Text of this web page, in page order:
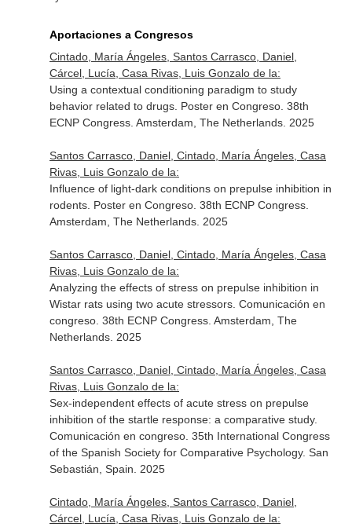
Aportaciones a Congresos
Cintado, María Ángeles, Santos Carrasco, Daniel,
Cárcel, Lucía, Casa Rivas, Luis Gonzalo de la:
Using a contextual conditioning paradigm to study
behavior related to drugs. Poster en Congreso. 38th
ECNP Congress. Amsterdam, The Netherlands. 2025
Santos Carrasco, Daniel, Cintado, María Ángeles, Casa
Rivas, Luis Gonzalo de la:
Influence of light-dark conditions on prepulse inhibition in
rodents. Poster en Congreso. 38th ECNP Congress.
Amsterdam, The Netherlands. 2025
Santos Carrasco, Daniel, Cintado, María Ángeles, Casa
Rivas, Luis Gonzalo de la:
Analyzing the effects of stress on prepulse inhibition in
Wistar rats using two acute stressors. Comunicación en
congreso. 38th ECNP Congress. Amsterdam, The
Netherlands. 2025
Santos Carrasco, Daniel, Cintado, María Ángeles, Casa
Rivas, Luis Gonzalo de la:
Sex-independent effects of acute stress on prepulse
inhibition of the startle response: a comparative study.
Comunicación en congreso. 35th International Congress
of the Spanish Society for Comparative Psychology. San
Sebastián, Spain. 2025
Cintado, María Ángeles, Santos Carrasco, Daniel,
Cárcel, Lucía, Casa Rivas, Luis Gonzalo de la: